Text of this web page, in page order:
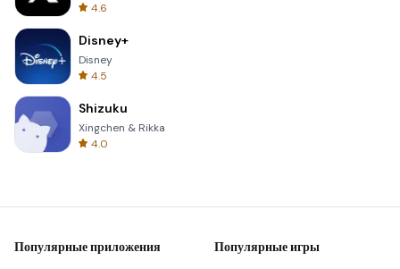
4.6
Disney+
Disney
4.5
Shizuku
Xingchen & Rikka
4.0
Популярные приложения Популярные игры